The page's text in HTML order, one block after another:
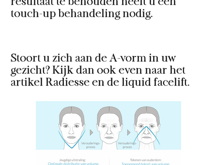
touch-up behandeling nodig.
Stoort u zich aan de A-vorm in uw
gezicht? Kijk dan ook even naar het
artikel Radiesse en de liquid facelift.